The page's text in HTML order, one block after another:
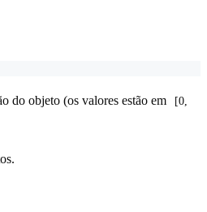
do objeto (os valores estão em
[0,